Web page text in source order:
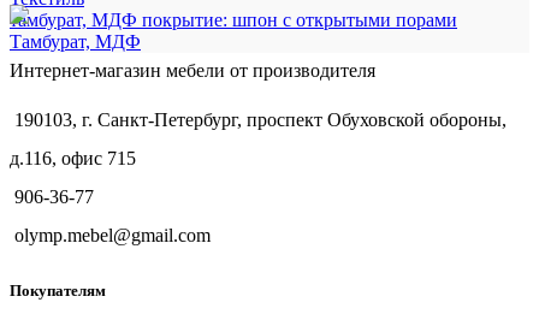
тамбурат, МДФ покрытие: шпон с открытыми порами
Тамбурат, МДФ
Интернет-магазин мебели от производителя
190103, г. Санкт-Петербург, проспект Обуховской обороны,
д.116, офис 715
906-36-77
olymp.mebel@gmail.com
Покупателям